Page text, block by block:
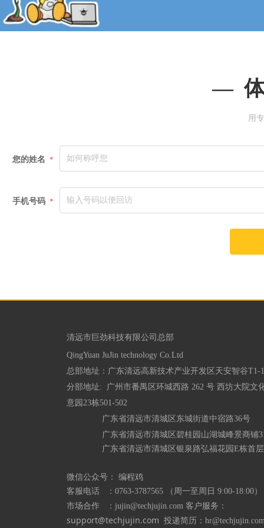
—
用
您的姓名 *
手机号码 *
清远市巨劲科技有限公司总部
QingYuan JuJin technology Co.Ltd
总部地址：广东清远高新技术产业开发区天安智谷T1-
分部地址:  广州市番禺区环城西路 262 号 西坊大院文
意园23栋501-502
广东省清远市清城区碧桂园山湖城峰景商
               广东省清远市清城区银泉路弘福花园E栋首层
微信公众号： 编程鸡
客服电话   ：0763-3787565 （周一至周日 9:00-18:00）
市场合作   ：jujin@techjujin.com 客户服务：
support@techjujin.com 投递简历：